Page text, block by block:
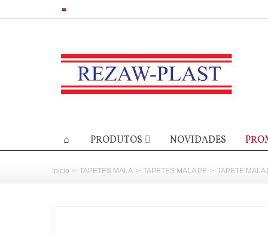
PRODUTOS NOVIDADES
Inicio > TAPETES MALA > TAPETES MALA PE > TAPETE